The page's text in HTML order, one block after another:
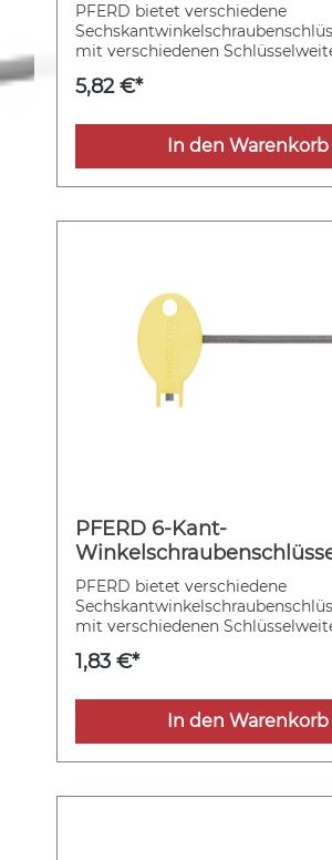
PFERD bietet verschiedene
mit verschiedenen
Schlüsselweite 17 mm.
5,82 €*
In den Warenkorb
PFERD 6-Kant-
SW 3 mm
PFERD bietet verschiedene
mit verschiedenen
Durchmesser 2,5 mm.
1,83 €*
In den Warenkorb